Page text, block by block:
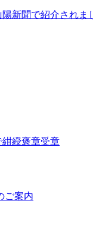
新聞で紹介されま
綬褒章受章
ご案内